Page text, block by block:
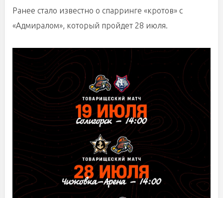
Ранее стало известно о спарринге «кротов» с
«Адмиралом», который пройдет 28 июля.